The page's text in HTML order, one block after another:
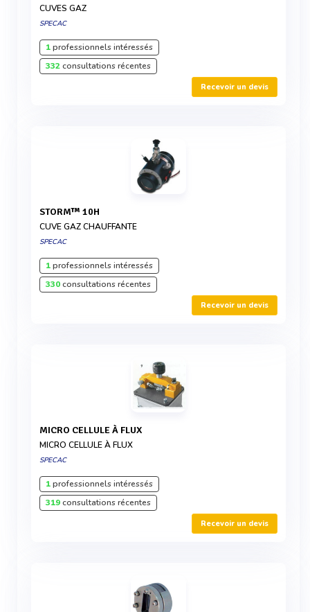
CUVES GAZ
SPECAC
1professionnels intéressés
332consultations récentes
Recevoir un devis
STORM™ 10H
CUVE GAZ CHAUFFANTE
SPECAC
1professionnels intéressés
330consultations récentes
Recevoir un devis
MICRO CELLULE À FLUX
MICRO CELLULE À FLUX
SPECAC
1professionnels intéressés
319consultations récentes
Recevoir un devis